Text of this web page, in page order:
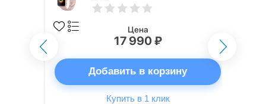
Цена
17 990 ₽
Добавить в корзину
Купить в 1 клик